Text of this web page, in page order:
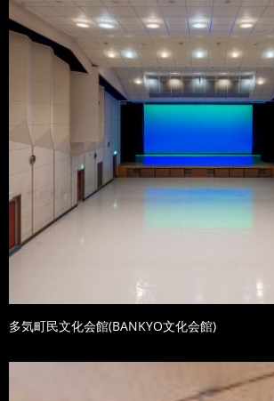
多気町民文化会館(BANKYO文化会館)